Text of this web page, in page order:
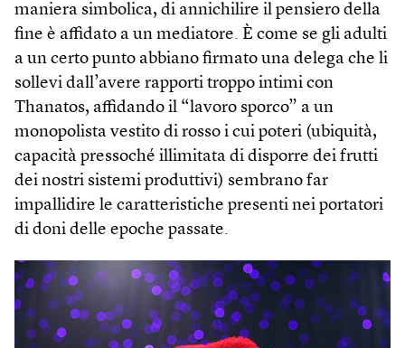
maniera simbolica, di annichilire il pensiero della
fine è affidato a un mediatore. È come se gli adulti
a un certo punto abbiano firmato una delega che li
sollevi dall’avere rapporti troppo intimi con
Thanatos, affidando il “lavoro sporco” a un
monopolista vestito di rosso i cui poteri (ubiquità,
capacità pressoché illimitata di disporre dei frutti
dei nostri sistemi produttivi) sembrano far
impallidire le caratteristiche presenti nei portatori
di doni delle epoche passate.